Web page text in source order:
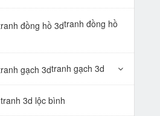
tranh đồng hồ
tranh gạch 3d
tranh 3d lộc bình